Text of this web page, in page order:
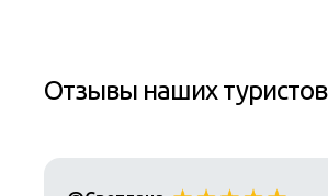
Отзывы наших туристов